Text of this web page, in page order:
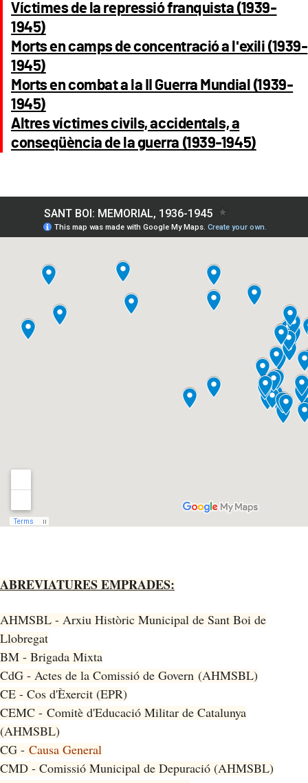
Víctimes de la repressió franquista (1939-
1945)
Morts en camps de concentració a l'exili (1939-
1945)
Morts en combat a la II Guerra Mundial (1939-
1945)
Altres víctimes civils, accidentals, a
conseqüència de la guerra (1939-1945)
ABREVIATURES EMPRADES:
AHMSBL - Arxiu Històric Municipal de Sant Boi de
Llobregat
BM - Brigada Mixta
CdG - Actes de la Comissió de Govern (AHMSBL)
CE - Cos d'Èxercit (EPR)
CEMC - Comitè d'Educació Militar de Catalunya
(AHMSBL)
CG - Causa General
CMD - Comissió Municipal de Depuració (AHMSBL)